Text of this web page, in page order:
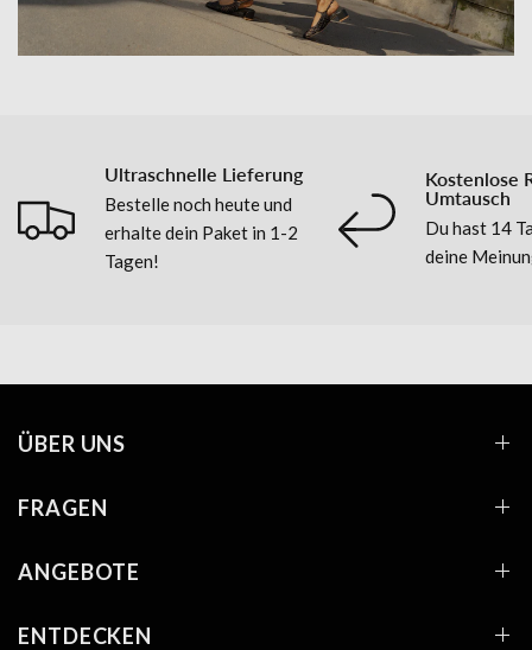
Ultraschnelle Lieferung
Bestelle noch heute und
erhalte dein Paket in 1-2
Tagen!
Kostenlose
Umtausch
Du hast 14
deine
ÜBER UNS
FRAGEN
ANGEBOTE
ENTDECKEN
ANMELDEN & 10% SICHERN